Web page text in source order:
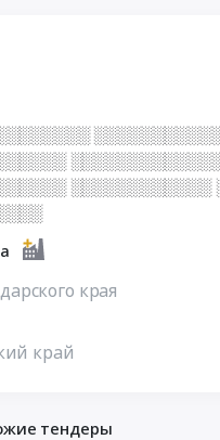
края
край
тендеры